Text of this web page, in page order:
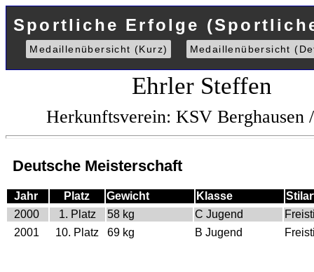
Sportliche Erfolge
Medaillenübersicht (Kurz) Medaillenübersicht
Ehrler Steffen
Herkunftsverein: KSV Berghausen
Deutsche Meisterschaft
Jahr Platz Gewicht Klasse
2000
1. Platz 58 kg C Jugend
2001
10. Platz 69 kg B Jugend